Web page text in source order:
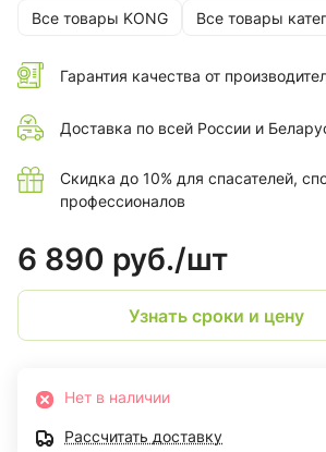
Все товары KONG Все товары
Гарантия качества от
Доставка по всей России и
Скидка до 10% для спасателей,
профессионалов
6 890 руб./шт
Узнать сроки и цену
Нет в наличии
Рассчитать доставку